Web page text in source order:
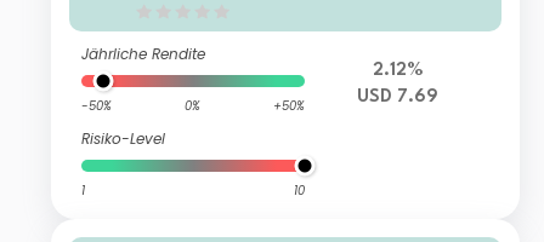
Jährliche Rendite
-50% 0% +50%
Risiko-Level
1 10
2.12%
USD 7.69